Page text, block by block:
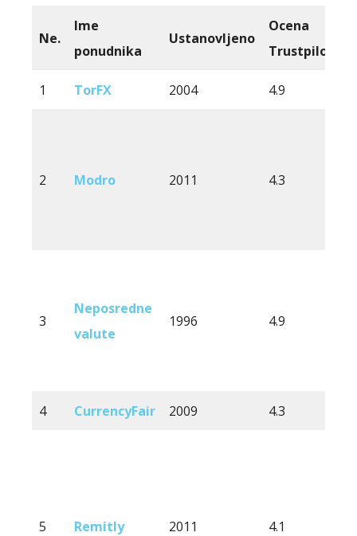
Ne.
Ime
ponudnika
Ustanovljeno
Ocena
Trustpilot
1 TorFX 2004 4.9
2 Modro 2011 4.3
3
Neposredne
valute
1996 4.9
4 CurrencyFair 2009 4.3
5 Remitly 2011 4.1